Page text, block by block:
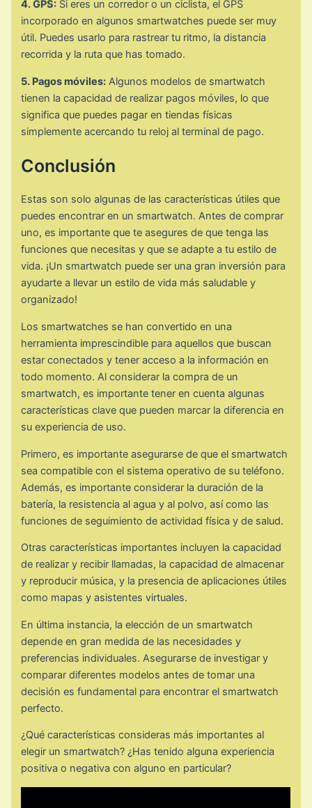
4. GPS: Si eres un corredor o un ciclista, el GPS
incorporado en algunos smartwatches puede ser muy
útil. Puedes usarlo para rastrear tu ritmo, la distancia
recorrida y la ruta que has tomado.
5. Pagos móviles: Algunos modelos de smartwatch
tienen la capacidad de realizar pagos móviles, lo que
significa que puedes pagar en tiendas físicas
simplemente acercando tu reloj al terminal de pago.
Conclusión
Estas son solo algunas de las características útiles que
puedes encontrar en un smartwatch. Antes de comprar
uno, es importante que te asegures de que tenga las
funciones que necesitas y que se adapte a tu estilo de
vida. ¡Un smartwatch puede ser una gran inversión para
ayudarte a llevar un estilo de vida más saludable y
organizado!
Los smartwatches se han convertido en una
herramienta imprescindible para aquellos que buscan
estar conectados y tener acceso a la información en
todo momento. Al considerar la compra de un
smartwatch, es importante tener en cuenta algunas
características clave que pueden marcar la diferencia en
su experiencia de uso.
Primero, es importante asegurarse de que el smartwatch
sea compatible con el sistema operativo de su teléfono.
Además, es importante considerar la duración de la
batería, la resistencia al agua y al polvo, así como las
funciones de seguimiento de actividad física y de salud.
Otras características importantes incluyen la capacidad
de realizar y recibir llamadas, la capacidad de almacenar
y reproducir música, y la presencia de aplicaciones útiles
como mapas y asistentes virtuales.
En última instancia, la elección de un smartwatch
depende en gran medida de las necesidades y
preferencias individuales. Asegurarse de investigar y
comparar diferentes modelos antes de tomar una
decisión es fundamental para encontrar el smartwatch
perfecto.
¿Qué características consideras más importantes al
elegir un smartwatch? ¿Has tenido alguna experiencia
positiva o negativa con alguno en particular?